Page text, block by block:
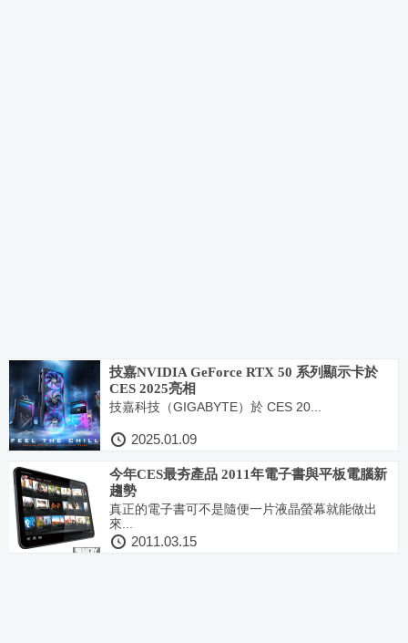
技嘉NVIDIA GeForce RTX 50 系列顯示卡於
CES 2025亮相
技嘉科技（GIGABYTE）於 CES 20...
2025.01.09
今年CES最夯產品 2011年電子書與平板電腦新
趨勢
真正的電子書可不是隨便一片液晶螢幕就能做出
來...
2011.03.15